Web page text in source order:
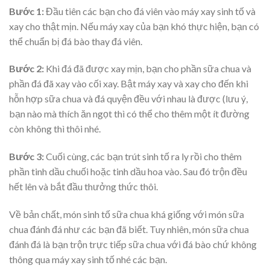
Bước 1:Đầu tiên các bạn cho đá viên vào máy xay sinh tố và
xay cho thật mịn. Nếu máy xay của bạn khó thực hiện, bạn có
thể chuẩn bị đá bào thay đá viên.
Bước 2: Khi đá đã được xay mịn, bạn cho phần sữa chua và
phần đá đã xay vào cối xay. Bật máy xay và xay cho đến khi
hỗn hợp sữa chua và đá quyện đều với nhau là được (lưu ý,
bạn nào mà thích ăn ngọt thì có thể cho thêm một ít đường
còn không thì thôi nhé.
Bước 3:Cuối cùng, các bạn trút sinh tố ra ly rồi cho thêm
phần tinh dầu chuối hoặc tinh dầu hoa vào. Sau đó trộn đều
hết lên và bắt đầu thưởng thức thôi.
Về bản chất, món sinh tố sữa chua khá giống với món sữa
chua đánh đá như các bạn đã biết. Tuy nhiên, món sữa chua
đánh đá là bạn trộn trực tiếp sữa chua với đá bào chứ không
thông qua máy xay sinh tố nhé các bạn.